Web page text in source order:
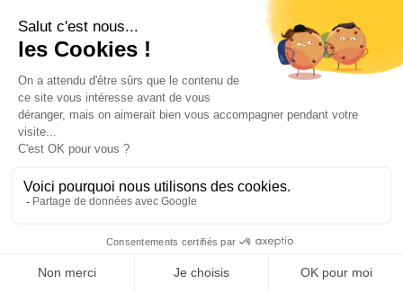
Il tuo account
Informations
